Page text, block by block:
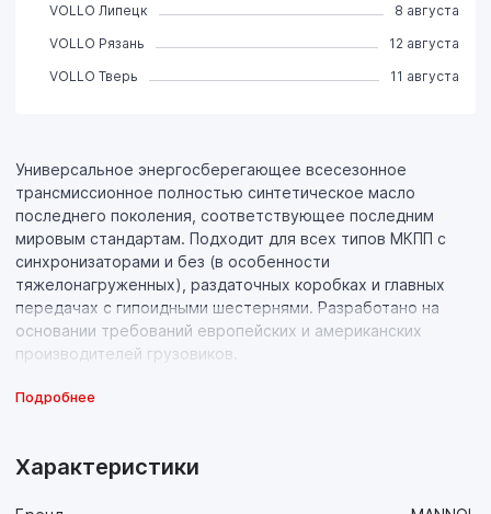
Универсальное энергосберегающее всесезонное
трансмисcионное полностью синтетическое масло
последнего поколения, соответствующее последним
мировым стандартам. Подходит для всех типов МКПП с
синхронизаторами и без (в особенности
тяжелонагруженных), раздаточных коробках и главных
передачах с гипоидными шестернями. Разработано на
основании требований европейских и американских
производителей грузовиков.
Свойства продукта:
в широком диапазоне температур, с добавлением
Подробнее
Характеристики
VOLLO Липецк
8 августа
VOLLO Рязань
12 августа
VOLLO Тверь
11 августа